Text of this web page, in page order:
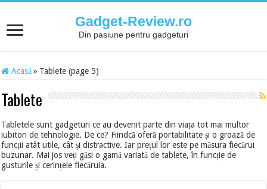
Gadget-Review.ro
Din pasiune pentru gadgeturi
Acasă » Tablete (page 5)
Tablete
Tabletele sunt gadgeturi ce au devenit parte din viața tot mai multor
iubitori de tehnologie. De ce? Fiindcă oferă portabilitate și o groază de
funcții atât utile, cât și distractive. Iar prețul lor este pe măsura fiecărui
buzunar. Mai jos veți găsi o gamă variată de tablete, în funcție de
gusturile și cerințele fiecăruia.